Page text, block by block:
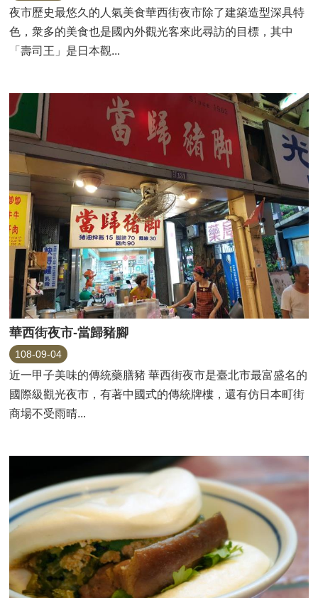
夜市歷史最悠久的人氣美食華西街夜市除了建築造型深具特
色，衆多的美食也是國內外觀光客來此尋訪的目標，其中
「壽司王」是日本觀...
華西街夜市-當歸豬腳
108-09-04
近一甲子美味的傳統藥膳豬 華西街夜市是臺北市最富盛名的
國際級觀光夜市，有著中國式的傳統牌樓，還有仿日本町街
商場不受雨晴...